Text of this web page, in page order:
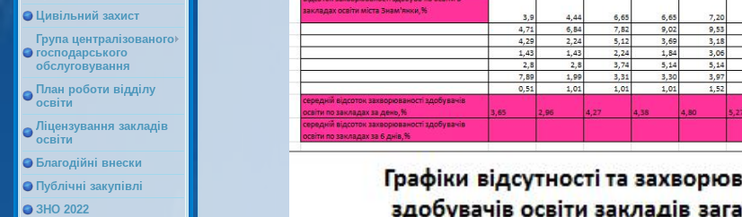
Цивільний захист
Група централізованого
господарського
обслуговування
План роботи відділу
освіти
Ліцензування закладів
освіти
Благодійні внески
Публічні закупівлі
ЗНО 2022